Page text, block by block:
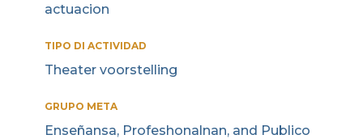
actuacion
TIPO DI ACTIVIDAD
Theater voorstelling
GRUPO META
Enseñansa, Profeshonalnan, and Publico